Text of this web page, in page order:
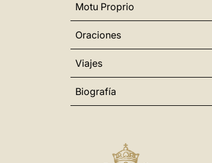
Motu Proprio
Oraciones
Viajes
Biografía